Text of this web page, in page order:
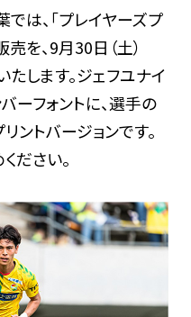
は、「プレイヤーズプ
を、9月30日（土）
します。ジェフユナイ
ーフォントに、選手の
ントバージョンです。
ださい。